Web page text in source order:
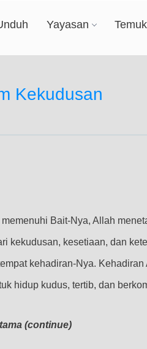
Yayasan
Kekudusan
Bait-Nya, Allah
kekudusan, kesetiaan, dan
kehadiran-Nya. Kehadiran
hidup kudus, tertib, dan
(continue)